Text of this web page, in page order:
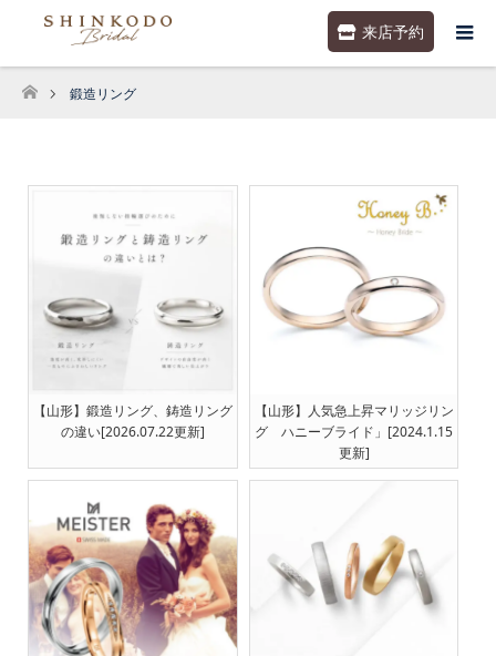
来店予約
ホーム
鍛造リング
【山形】鍛造リング、鋳造リング
の違い[2026.07.22更新]
【山形】人気急上昇マリッジリン
グ ハニーブライド」[2024.1.15
更新]